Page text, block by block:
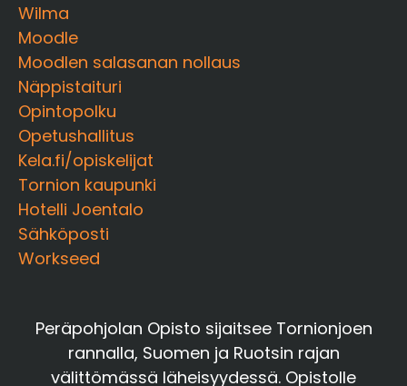
Wilma
Moodle
Moodlen salasanan nollaus
Näppistaituri
Opintopolku
Opetushallitus
Kela.fi/opiskelijat
Tornion kaupunki
Hotelli Joentalo
Sähköposti
Workseed
Peräpohjolan Opisto sijaitsee Tornionjoen
rannalla, Suomen ja Ruotsin rajan
välittömässä läheisyydessä. Opistolle